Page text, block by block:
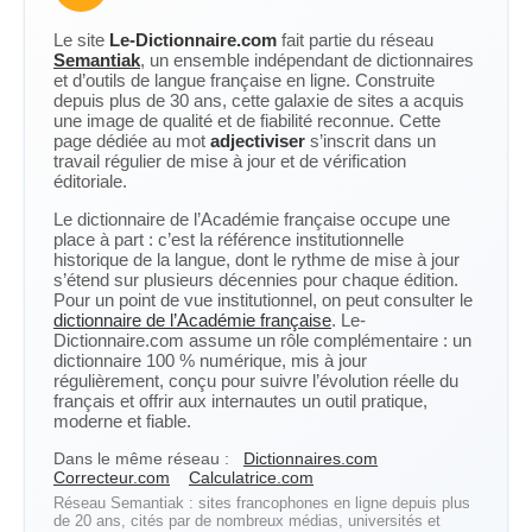
Le site Le-Dictionnaire.com fait partie du réseau
Semantiak, un ensemble indépendant de dictionnaires
et d’outils de langue française en ligne. Construite
depuis plus de 30 ans, cette galaxie de sites a acquis
une image de qualité et de fiabilité reconnue. Cette
page dédiée au mot adjectiviser s’inscrit dans un
travail régulier de mise à jour et de vérification
éditoriale.
Le dictionnaire de l’Académie française occupe une
place à part : c’est la référence institutionnelle
historique de la langue, dont le rythme de mise à jour
s’étend sur plusieurs décennies pour chaque édition.
Pour un point de vue institutionnel, on peut consulter le
dictionnaire de l’Académie française. Le-
Dictionnaire.com assume un rôle complémentaire : un
dictionnaire 100 % numérique, mis à jour
régulièrement, conçu pour suivre l’évolution réelle du
français et offrir aux internautes un outil pratique,
moderne et fiable.
Dans le même réseau :
Dictionnaires.com
Correcteur.com
Calculatrice.com
Réseau Semantiak : sites francophones en ligne depuis plus
de 20 ans, cités par de nombreux médias, universités et